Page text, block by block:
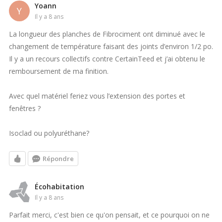
Y Yoann
il y a 8 ans
La longueur des planches de Fibrociment ont diminué avec le
changement de température faisant des joints d’environ 1/2 po.
Il y a un recours collectifs contre CertainTeed et j’ai obtenu le
remboursement de ma finition.
Avec quel matériel feriez vous l’extension des portes et
fenêtres ?
Isoclad ou polyuréthane?
Répondre
Écohabitation
il y a 8 ans
Parfait merci, c'est bien ce qu'on pensait, et ce pourquoi on ne